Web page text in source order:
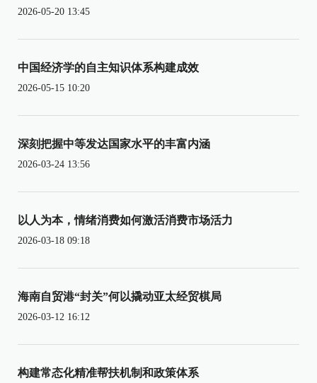
2026-05-20 13:45
中国经济学的自主知识体系构建成效
2026-05-15 10:20
深刻把握中等发达国家水平的丰富内涵
2026-03-24 13:56
以人为本，情绪消费如何激活消费市场活力
2026-03-18 09:18
海南自贸港“封关”何以撬动亚太经贸棋局
2026-03-12 16:12
构建常态化精准帮扶机制和政策体系